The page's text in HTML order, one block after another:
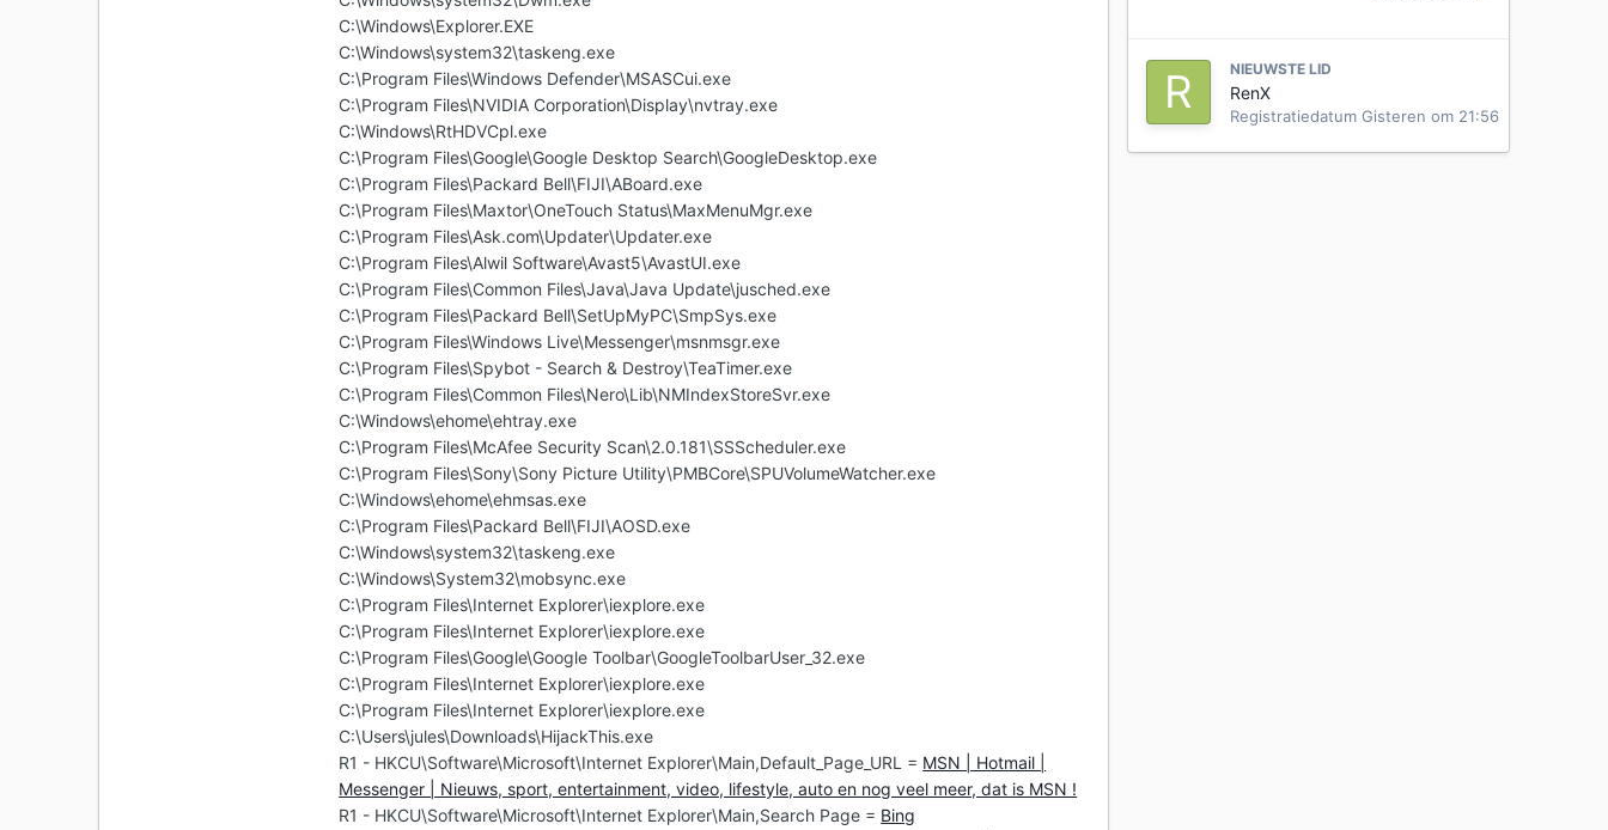
C:\Windows\Explorer.EXE
C:\Windows\system32\taskeng.exe
C:\Program Files\Windows Defender\MSASCui.exe
C:\Program Files\NVIDIA Corporation\Display\nvtray.exe
C:\Windows\RtHDVCpl.exe
C:\Program Files\Google\Google Desktop Search\GoogleDesktop.exe
C:\Program Files\Packard Bell\FIJI\ABoard.exe
C:\Program Files\Maxtor\OneTouch Status\MaxMenuMgr.exe
C:\Program Files\Ask.com\Updater\Updater.exe
C:\Program Files\Alwil Software\Avast5\AvastUI.exe
C:\Program Files\Common Files\Java\Java Update\jusched.exe
C:\Program Files\Packard Bell\SetUpMyPC\SmpSys.exe
C:\Program Files\Windows Live\Messenger\msnmsgr.exe
C:\Program Files\Spybot - Search & Destroy\TeaTimer.exe
C:\Program Files\Common Files\Nero\Lib\NMIndexStoreSvr.exe
C:\Windows\ehome\ehtray.exe
C:\Program Files\McAfee Security Scan\2.0.181\SSScheduler.exe
C:\Program Files\Sony\Sony Picture Utility\PMBCore\SPUVolumeWatcher.exe
C:\Windows\ehome\ehmsas.exe
C:\Program Files\Packard Bell\FIJI\AOSD.exe
C:\Windows\system32\taskeng.exe
C:\Windows\System32\mobsync.exe
C:\Program Files\Internet Explorer\iexplore.exe
C:\Program Files\Internet Explorer\iexplore.exe
C:\Program Files\Google\Google Toolbar\GoogleToolbarUser_32.exe
C:\Program Files\Internet Explorer\iexplore.exe
C:\Program Files\Internet Explorer\iexplore.exe
C:\Users\jules\Downloads\HijackThis.exe
R1 - HKCU\Software\Microsoft\Internet Explorer\Main,Default_Page_URL = MSN | Hotmail |
Messenger | Nieuws, sport, entertainment, video, lifestyle, auto en nog veel meer, dat is MSN !
R1 - HKCU\Software\Microsoft\Internet Explorer\Main,Search Page = Bing
NIEUWSTE LID
RenX
Registratiedatum Gisteren om 21:56